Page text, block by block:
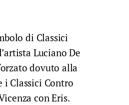
di Classici
Luciano De
dovuto alla
i Classici Contro
con Eris.